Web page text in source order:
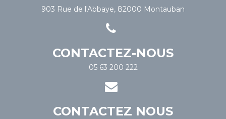
903 Rue de l'Abbaye, 82000 Montauban
CONTACTEZ-NOUS
05 63 200 222
CONTACTEZ NOUS